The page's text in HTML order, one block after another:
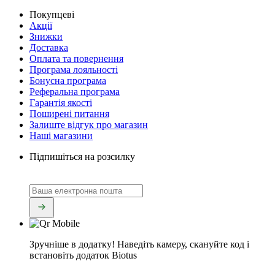
Покупцеві
Акції
Знижки
Доставка
Оплата та повернення
Програма лояльності
Бонусна програма
Реферальна програма
Гарантія якості
Поширені питання
Залиште відгук про магазин
Наші магазини
Підпишіться на розсилку
Зручніше в додатку! Наведіть камеру, скануйте код і
встановіть додаток Biotus